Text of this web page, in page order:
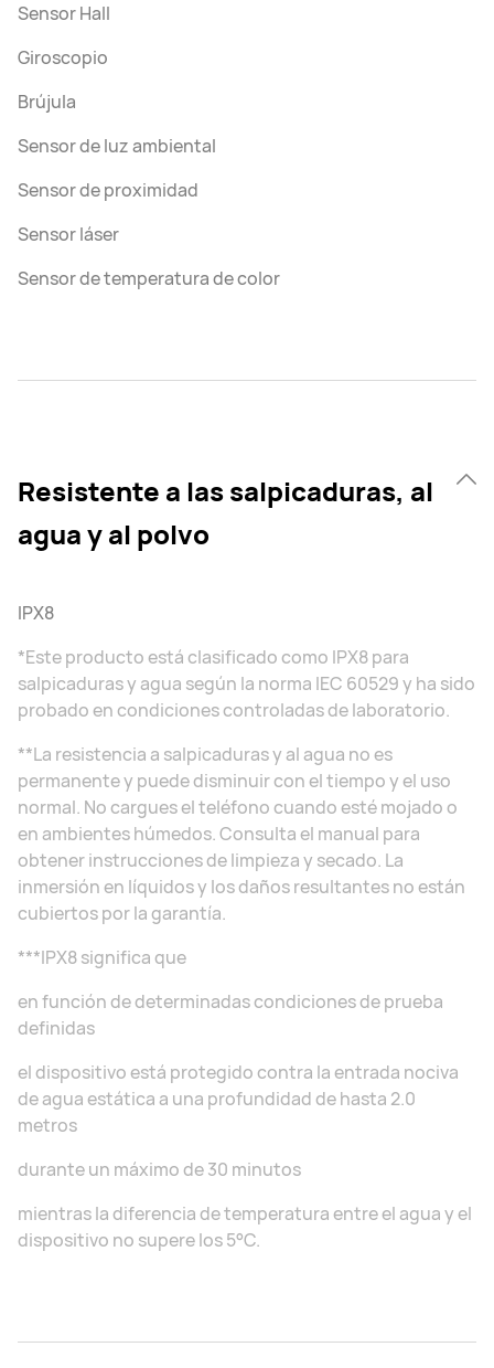
Sensor Hall
Giroscopio
Brújula
Sensor de luz ambiental
Sensor de proximidad
Sensor láser
Sensor de temperatura de color
Resistente a las salpicaduras, al
agua y al polvo
IPX8
*Este producto está clasificado como IPX8 para
salpicaduras y agua según la norma IEC 60529 y ha sido
probado en condiciones controladas de laboratorio.
**La resistencia a salpicaduras y al agua no es
permanente y puede disminuir con el tiempo y el uso
normal. No cargues el teléfono cuando esté mojado o
en ambientes húmedos. Consulta el manual para
obtener instrucciones de limpieza y secado. La
inmersión en líquidos y los daños resultantes no están
cubiertos por la garantía.
***IPX8 significa que
en función de determinadas condiciones de prueba
definidas
el dispositivo está protegido contra la entrada nociva
de agua estática a una profundidad de hasta 2.0
metros
durante un máximo de 30 minutos
mientras la diferencia de temperatura entre el agua y el
dispositivo no supere los 5°C.